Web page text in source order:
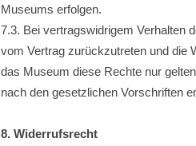
Museums erfolgen.
7.3. Bei vertragswidrigem Verhalten
vom Vertrag zurückzutreten und die
das Museum diese Rechte nur
nach den gesetzlichen Vorschriften
8. Widerrufsrecht